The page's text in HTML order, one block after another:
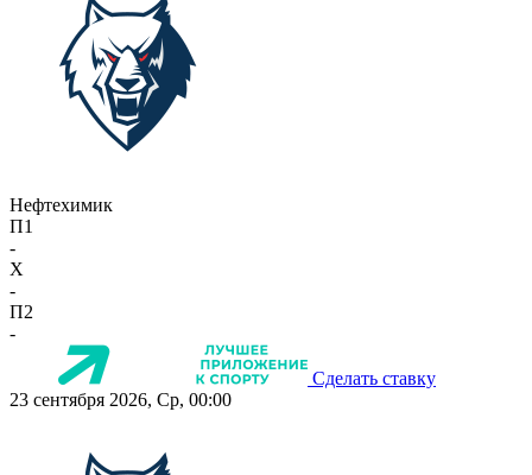
Нефтехимик
П1
-
X
-
П2
-
Сделать ставку
23 сентября 2026, Ср, 00:00